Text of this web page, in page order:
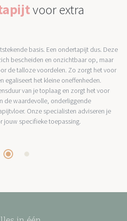
voor extra
basis. Een ondertapijt dus. Deze
bescheiden en onzichtbaar op, maar
de talloze voordelen. Zo zorgt het voor
egaliseert het kleine oneffenheden.
van je toplaag en zorgt het voor
de waardevolle, onderliggende
Onze specialisten adviseren je
jouw specifieke toepassing.